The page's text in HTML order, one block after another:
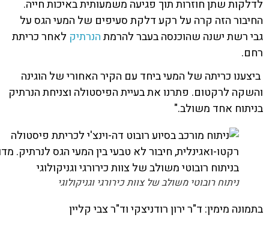
לדלקות שתן חוזרות תוך פגיעה משמעותית באיכות חייה.
החיבור הזה קרה על רקע דלקת סעיפים של המעי הגס על
גבי רשת ישנה שהוכנסה בעבר להרמתהנרתיק לאחר כריתת
רחם.
ביצענו כריתה של המעי ביחד עם הקיר האחורי של הוגינה
והשקה לרקטום. פתרנו את בעיית הפיסטולה וצניחת הנרתיק
בניתוח אחד משולב."
ניתוח רובוטי משולב של צוות כירורגי וגניקולוגי
בתמונה מימין: ד"ר ירון רודניצקי וד"ר צבי קליין